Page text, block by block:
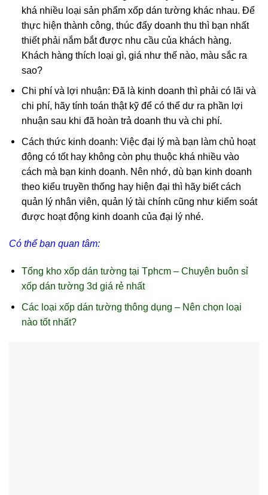
khá nhiều loại sản phẩm xốp dán tường khác nhau. Để
thực hiện thành công, thúc đẩy doanh thu thì bạn nhất
thiết phải nắm bắt được nhu cầu của khách hàng.
Khách hàng thích loại gì, giá như thế nào, màu sắc ra
sao?
Chi phí và lợi nhuận: Đã là kinh doanh thì phải có lãi và
chi phí, hãy tính toán thật kỹ để có thể dư ra phần lợi
nhuận sau khi đã hoàn trả doanh thu và chi phí.
Cách thức kinh doanh: Việc đại lý mà bạn làm chủ hoạt
động có tốt hay không còn phụ thuộc khá nhiều vào
cách mà bạn kinh doanh. Nên nhớ, dù bạn kinh doanh
theo kiểu truyền thống hay hiện đại thì hãy biết cách
quản lý nhân viên, quản lý tài chính cũng như kiểm soát
được hoạt động kinh doanh của đại lý nhé.
Có thể bạn quan tâm:
Tổng kho xốp dán tường tại Tphcm – Chuyên buôn sỉ
xốp dán tường 3d giá rẻ nhất
Các loại xốp dán tường thông dụng – Nên chọn loại
nào tốt nhất?